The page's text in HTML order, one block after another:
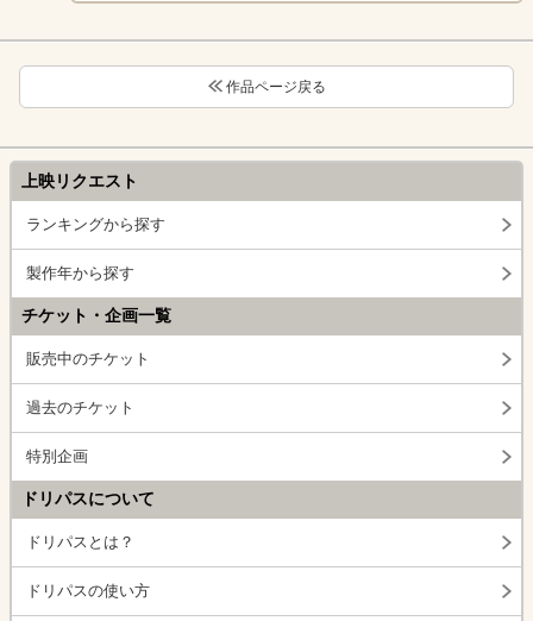
作品ページ戻る
上映リクエスト
ランキングから探す
製作年から探す
チケット・企画一覧
販売中のチケット
過去のチケット
特別企画
ドリパスについて
ドリパスとは？
ドリパスの使い方